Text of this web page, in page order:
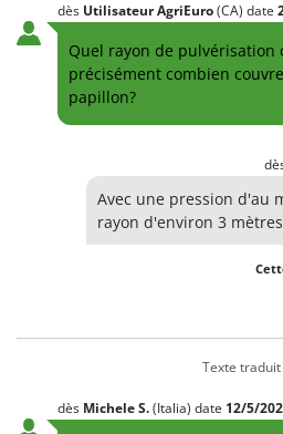
Motobineuses
Motoculteurs
Motofaucheuses
Motopompes pour irrigation
Moulins à farine
Nettoyeurs et Balais à
Nettoyeurs haute pression
Nettoyeurs tapis,
Peignes vibreurs et
Pelles rétros pour tracteur
FBC
Ferrari Group
Ferroni
Ferrua
FIEM
Fimar
Forest Master
dès Utilisateur AgriEuro(CA) date
Quel rayon de pulvérisation
précisément combien
papillon?
Avec une pression d'au
rayon d'environ 3
Texte
dès MicheleS.(Italia) date 12/5/